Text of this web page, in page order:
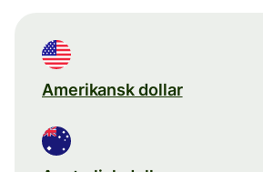
Amerikansk dollar